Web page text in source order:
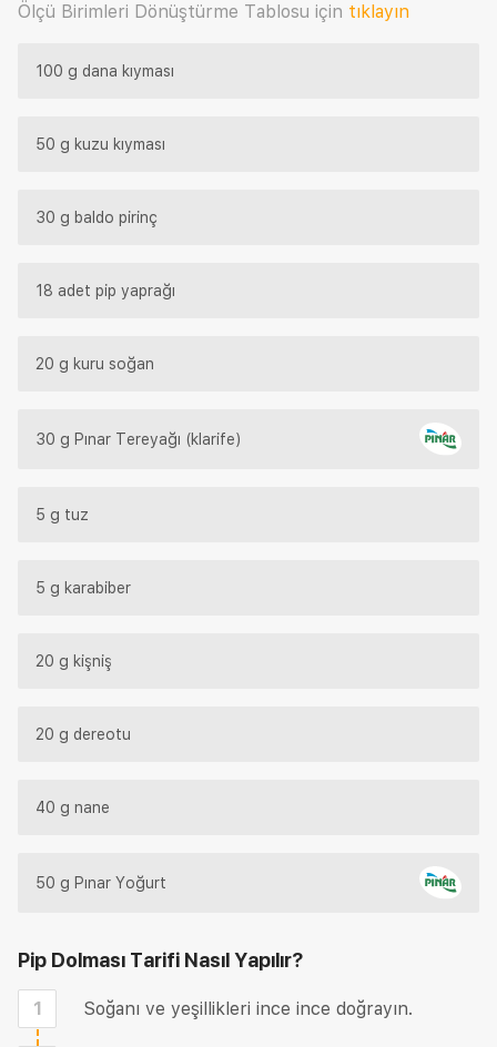
Ölçü Birimleri Dönüştürme Tablosu için tıklayın
100 g dana kıyması
50 g kuzu kıyması
30 g baldo pirinç
18 adet pip yaprağı
20 g kuru soğan
30 g Pınar Tereyağı (klarife)
5 g tuz
5 g karabiber
20 g kişniş
20 g dereotu
40 g nane
50 g Pınar Yoğurt
Pip Dolması Tarifi Nasıl Yapılır?
1 Soğanı ve yeşillikleri ince ince doğrayın.